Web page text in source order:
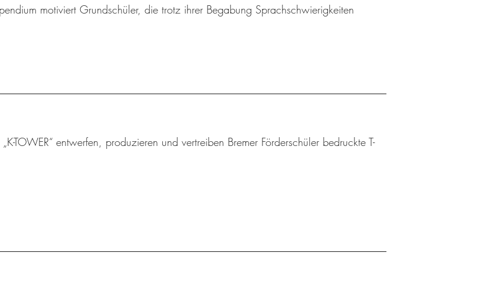
motiviert Grundschüler, die trotz ihrer Begabung Sprachschwierigkeiten
TOWER“ entwerfen, produzieren und vertreiben Bremer Förderschüler bedruckte T-